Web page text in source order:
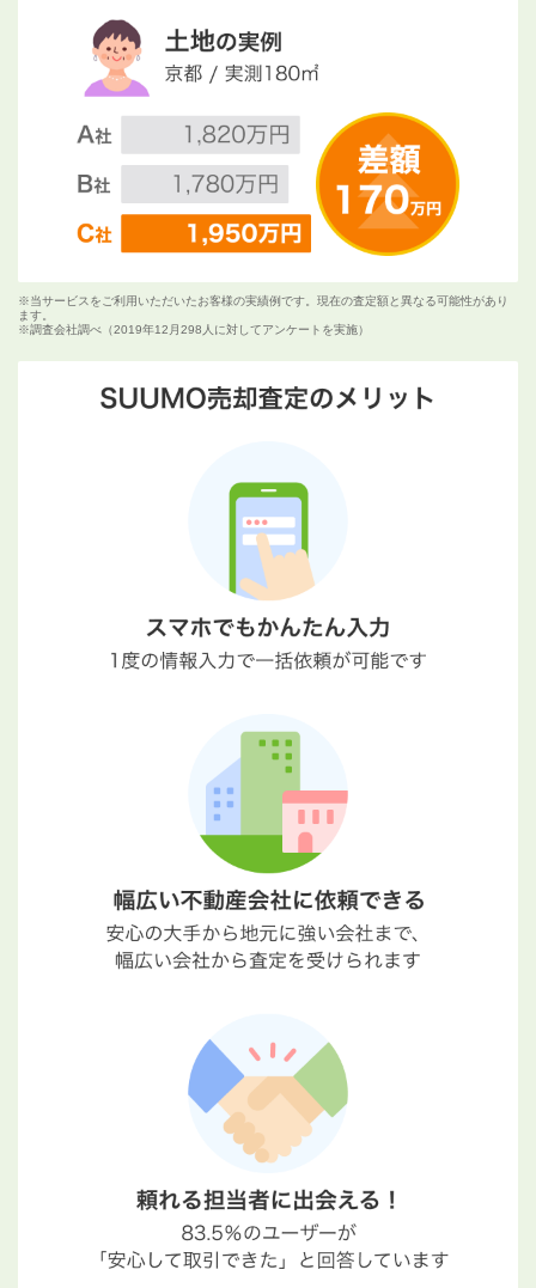
※当サービスをご利用いただいたお客様の実績例です。現在の査定額と異なる可能性があり
ます。
※調査会社調べ（2019年12月298人に対してアンケートを実施）